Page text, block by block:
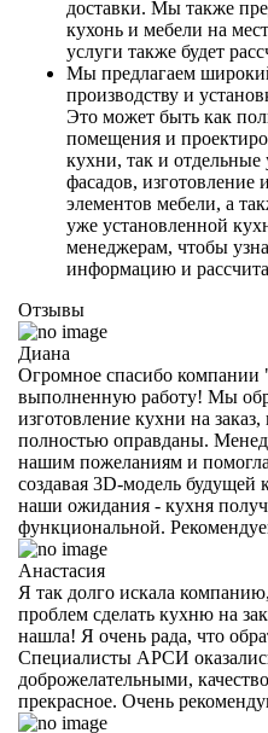
доставки. Мы также
кухонь и мебели на
услуги также будет
Мы предлагаем
производству и
Это может быть как
помещения и
кухни, так и отдельные
фасадов, изготовление
элементов мебели, а
уже установленной
менеджерам, чтобы
информацию и
Отзывы
Диана
Огромное спасибо
выполненную работу! Мы
изготовление кухни на
полностью оправданы.
нашим пожеланиям и
создавая 3D-модель будущей
наши ожидания - кухня
функциональной.
Анастасия
Я так долго искала
проблем сделать кухню на
нашла! Я очень рада, что
Специалисты АРСИ
доброжелательными,
прекрасное. Очень